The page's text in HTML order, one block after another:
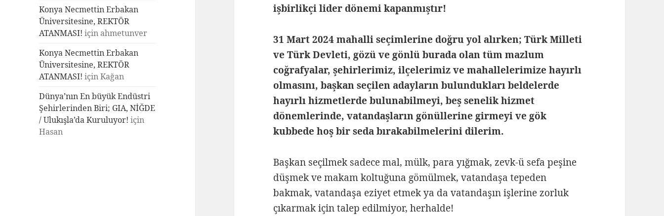
Konya Necmettin Erbakan
Üniversitesine, REKTÖR
ATANMASI! için ahmetunver
Konya Necmettin Erbakan
Üniversitesine, REKTÖR
ATANMASI! içinKağan
Dünya’nın En büyük Endüstri
Şehirlerinden Biri; GIA, NİĞDE
/ Ulukışla’da Kuruluyor! için
Hasan
işbirlikçi lider dönemi kapanmıştır!
31 Mart 2024 mahalli seçimlerine doğru yol alırken; Türk Milleti
ve Türk Devleti, gözü ve gönlü burada olan tüm mazlum
coğrafyalar, şehirlerimiz, ilçelerimiz ve mahallelerimize hayırlı
olmasını, başkan seçilen adayların bulundukları beldelerde
hayırlı hizmetlerde bulunabilmeyi, beş senelik hizmet
dönemlerinde, vatandaşların gönüllerine girmeyi ve gök
kubbede hoş bir seda bırakabilmelerini dilerim.
Başkan seçilmek sadece mal, mülk, para yığmak, zevk-ü sefa peşine
düşmek ve makam koltuğuna gömülmek, vatandaşa tepeden
bakmak, vatandaşa eziyet etmek ya da vatandaşın işlerine zorluk
çıkarmak için talep edilmiyor, herhalde!